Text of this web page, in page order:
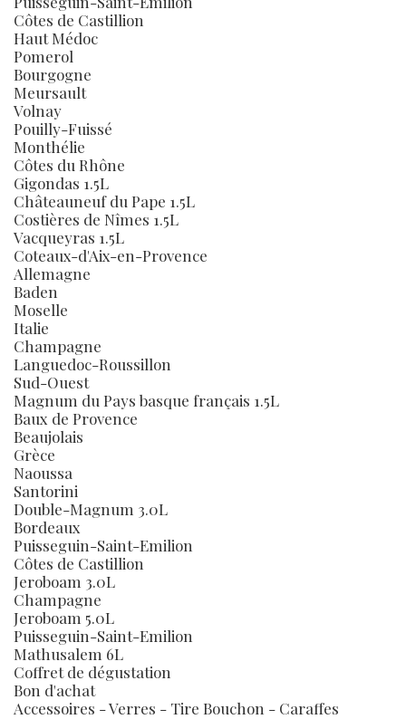
Côtes de Castillion
Haut Médoc
Pomerol
Bourgogne
Meursault
Volnay
Pouilly-Fuissé
Monthélie
Côtes du Rhône
Gigondas 1.5L
Châteauneuf du Pape 1.5L
Costières de Nîmes 1.5L
Vacqueyras 1.5L
Coteaux-d'Aix-en-Provence
Allemagne
Baden
Moselle
Italie
Champagne
Languedoc-Roussillon
Sud-Ouest
Magnum du Pays basque français 1.5L
Baux de Provence
Beaujolais
Grèce
Naoussa
Santorini
Double-Magnum 3.0L
Bordeaux
Puisseguin-Saint-Emilion
Côtes de Castillion
Jeroboam 3.0L
Champagne
Jeroboam 5.0L
Puisseguin-Saint-Emilion
Mathusalem 6L
Coffret de dégustation
Bon d'achat
Accessoires - Verres - Tire Bouchon - Caraffes